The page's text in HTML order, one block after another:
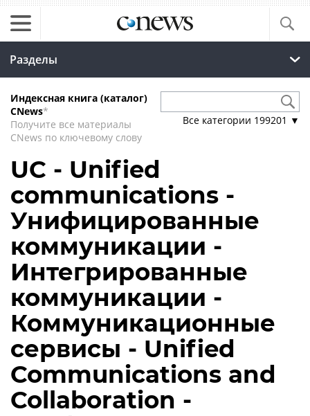
Разделы
Индексная книга (каталог)
CNews*
Получите все материалы
CNews по ключевому слову
Все категории 199201 ▼
UC - Unified
communications -
Унифицированные
коммуникации -
Интегрированные
коммуникации -
Коммуникационные
сервисы - Unified
Communications and
Collaboration -